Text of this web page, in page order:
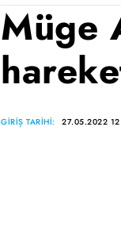
Müge
GİRİŞ TARİHİ: 27.05.2022